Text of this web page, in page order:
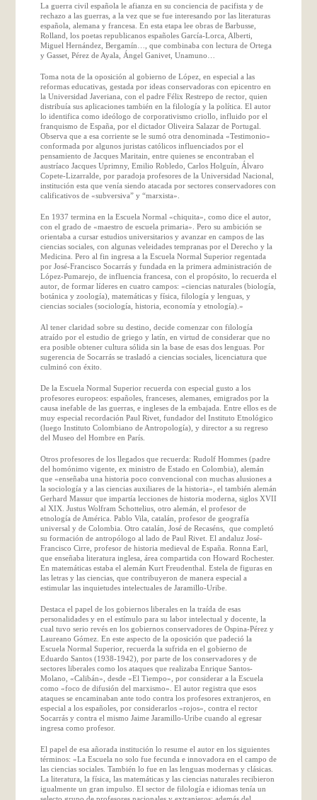
La guerra civil española le afianza en su conciencia de pacifista y de
rechazo a las guerras, a la vez que se fue interesando por las literaturas
española, alemana y francesa. En esta etapa lee obras de Barbusse,
Rolland, los poetas republicanos españoles García-Lorca, Alberti,
Miguel Hernández, Bergamín…, que combinaba con lectura de Ortega
y Gasset, Pérez de Ayala, Ángel Ganivet, Unamuno…
Toma nota de la oposición al gobierno de López, en especial a las
reformas educativas, gestada por ideas conservadoras con epicentro en
la Universidad Javeriana, con el padre Félix Restrepo de rector, quien
distribuía sus aplicaciones también en la filología y la política. El autor
lo identifica como ideólogo de corporativismo criollo, influido por el
franquismo de España, por el dictador Oliveira Salazar de Portugal.
Observa que a esa corriente se le sumó otra denominada «Testimonio»
conformada por algunos juristas católicos influenciados por el
pensamiento de Jacques Maritain, entre quienes se encontraban el
austríaco Jacques Uprimny, Emilio Robledo, Carlos Holguín, Álvaro
Copete-Lizarralde, por paradoja profesores de la Universidad Nacional,
institución esta que venía siendo atacada por sectores conservadores con
calificativos de «subversiva” y “marxista».
En 1937 termina en la Escuela Normal «chiquita», como dice el autor,
con el grado de «maestro de escuela primaria». Pero su ambición se
orientaba a cursar estudios universitarios y avanzar en campos de las
ciencias sociales, con algunas veleidades tempranas por el Derecho y la
Medicina. Pero al fin ingresa a la Escuela Normal Superior regentada
por José-Francisco Socarrás y fundada en la primera administración de
López-Pumarejo, de influencia francesa, con el propósito, lo recuerda el
autor, de formar líderes en cuatro campos: «ciencias naturales (biología,
botánica y zoología), matemáticas y física, filología y lenguas, y
ciencias sociales (sociología, historia, economía y etnología).»
Al tener claridad sobre su destino, decide comenzar con filología
atraído por el estudio de griego y latín, en virtud de considerar que no
era posible obtener cultura sólida sin la base de esas dos lenguas. Por
sugerencia de Socarrás se trasladó a ciencias sociales, licenciatura que
culminó con éxito.
De la Escuela Normal Superior recuerda con especial gusto a los
profesores europeos: españoles, franceses, alemanes, emigrados por la
causa inefable de las guerras, e ingleses de la embajada. Entre ellos es de
muy especial recordación Paul Rivet, fundador del Instituto Etnológico
(luego Instituto Colombiano de Antropología), y director a su regreso
del Museo del Hombre en París.
Otros profesores de los llegados que recuerda: Rudolf Hommes (padre
del homónimo vigente, ex ministro de Estado en Colombia), alemán
que «enseñaba una historia poco convencional con muchas alusiones a
la sociología y a las ciencias auxiliares de la historia», el también alemán
Gerhard Massur que impartía lecciones de historia moderna, siglos XVII
al XIX. Justus Wolfram Schottelius, otro alemán, el profesor de
etnología de América. Pablo Vila, catalán, profesor de geografía
universal y de Colombia. Otro catalán, José de Recaséns, que completó
su formación de antropólogo al lado de Paul Rivet. El andaluz José-
Francisco Cirre, profesor de historia medieval de España. Ronna Earl,
que enseñaba literatura inglesa, área compartida con Howard Rochester.
En matemáticas estaba el alemán Kurt Freudenthal. Estela de figuras en
las letras y las ciencias, que contribuyeron de manera especial a
estimular las inquietudes intelectuales de Jaramillo-Uribe.
Destaca el papel de los gobiernos liberales en la traída de esas
personalidades y en el estímulo para su labor intelectual y docente, la
cual tuvo serio revés en los gobiernos conservadores de Ospina-Pérez y
Laureano Gómez. En este aspecto de la oposición que padeció la
Escuela Normal Superior, recuerda la sufrida en el gobierno de
Eduardo Santos (1938-1942), por parte de los conservadores y de
sectores liberales como los ataques que realizaba Enrique Santos-
Molano, «Calibán», desde «El Tiempo», por considerar a la Escuela
como «foco de difusión del marxismo». El autor registra que esos
ataques se encaminaban ante todo contra los profesores extranjeros, en
especial a los españoles, por considerarlos «rojos», contra el rector
Socarrás y contra el mismo Jaime Jaramillo-Uribe cuando al egresar
ingresa como profesor.
El papel de esa añorada institución lo resume el autor en los siguientes
términos: «La Escuela no solo fue fecunda e innovadora en el campo de
las ciencias sociales. También lo fue en las lenguas modernas y clásicas.
La literatura, la física, las matemáticas y las ciencias naturales recibieron
igualmente un gran impulso. El sector de filología e idiomas tenía un